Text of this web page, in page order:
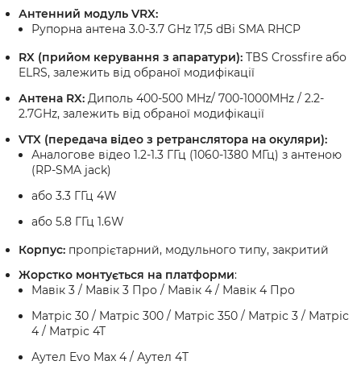
Антенний модуль VRX:
Рупорна антена 3.0-3.7 GHz 17,5 dBi SMA RHCP
RX (прийом керування з апаратури): TBS Crossfire або
ELRS, залежить від обраної модифікації
Антена RX: Диполь 400-500 MHz/ 700-1000MHz / 2.2-
2.7GHz, залежить від обраної модифікації
VTX (передача відео з ретранслятора на окуляри):
Аналогове відео 1.2-1.3 ГГц (1060-1380 МГц) з антеною
(RP-SMA jack)
або 3.3 ГГц 4W
або 5.8 ГГц 1.6W
Корпус: пропрієтарний, модульного типу, закритий
Жорстко монтується на платформи:
Мавік 3 / Мавік 3 Про / Мавік 4 / Мавік 4 Про
Матріс 30 / Матріс 300 / Матріс 350 / Матріс 3 / Матріс
4 / Матріс 4Т
Аутел Evo Max 4 / Аутел 4T